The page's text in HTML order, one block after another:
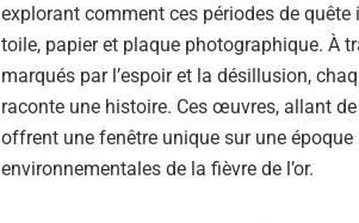
explorant comment ces périodes de
toile, papier et plaque photographique. À
marqués par l’espoir et la désillusion,
raconte une histoire. Ces œuvres, allant
offrent une fenêtre unique sur une
environnementales de la fièvre de l’or.